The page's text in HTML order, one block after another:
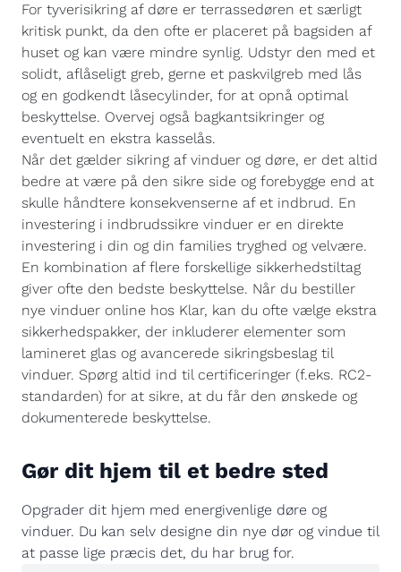
For tyverisikring af døre er terrassedøren et særligt
kritisk punkt, da den ofte er placeret på bagsiden af
huset og kan være mindre synlig. Udstyr den med et
solidt, aflåseligt greb, gerne et paskvilgreb med lås
og en godkendt låsecylinder, for at opnå optimal
beskyttelse. Overvej også bagkantsikringer og
eventuelt en ekstra kasselås.
Når det gælder sikring af vinduer og døre, er det altid
bedre at være på den sikre side og forebygge end at
skulle håndtere konsekvenserne af et indbrud. En
investering i indbrudssikre vinduer er en direkte
investering i din og din families tryghed og velvære.
En kombination af flere forskellige sikkerhedstiltag
giver ofte den bedste beskyttelse. Når du bestiller
nye vinduer online hos Klar, kan du ofte vælge ekstra
sikkerhedspakker, der inkluderer elementer som
lamineret glas og avancerede sikringsbeslag til
vinduer. Spørg altid ind til certificeringer (f.eks. RC2-
standarden) for at sikre, at du får den ønskede og
dokumenterede beskyttelse.
Gør dit hjem til et bedre sted
Opgrader dit hjem med energivenlige døre og
vinduer. Du kan selv designe din nye dør og vindue til
at passe lige præcis det, du har brug for.